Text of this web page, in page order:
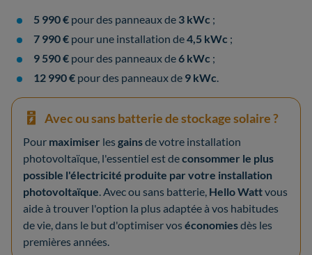
5 990 € pour des panneaux de 3 kWc ;
7 990 € pour une installation de4,5 kWc ;
9 590 € pour des panneaux de6 kWc ;
12 990 € pour des panneaux de 9 kWc.
Avec ou sans batterie de stockage solaire ?
Pour maximiser lesgainsde votre installation
photovoltaïque, l'essentiel est deconsommer le plus
possible l'électricité produite par votre installation
photovoltaïque. Avec ou sans batterie, Hello Wattvous
aide à trouver l'option la plus adaptée à vos habitudes
de vie, dans le but d'optimiser voséconomiesdès les
premières années.